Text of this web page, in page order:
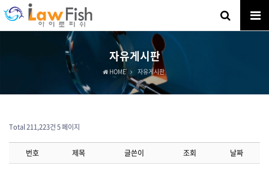
자유게시판
HOME 자유게시판
Total 211,223건5 페이지
번호 제목 글쓴이 조회 날짜